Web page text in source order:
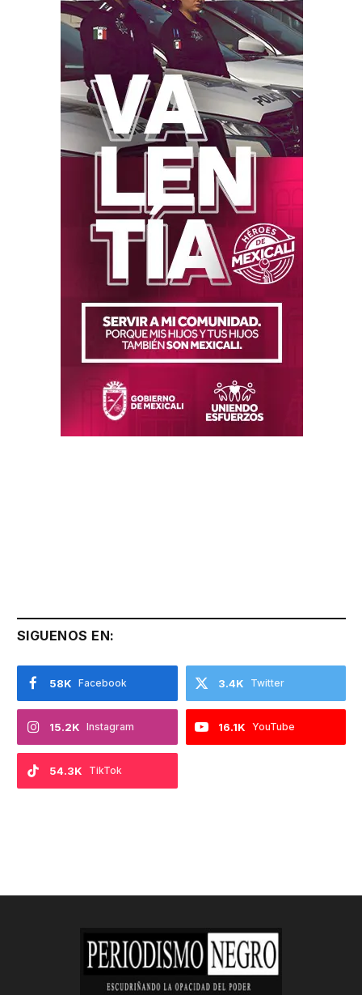
SIGUENOS EN:
Facebook
58K Twitter
3.4K
Instagram
15.2K YouTube
16.1K
TikTok
54.3K